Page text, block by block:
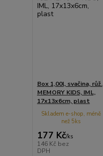
Box 1,00l, svačina, růž.
MEMORY KIDS, IML,
17x13x6cm, plast
177 Kč/ks
146 Kč bez
DPH
Skladem e-shop, méně
než 5ks